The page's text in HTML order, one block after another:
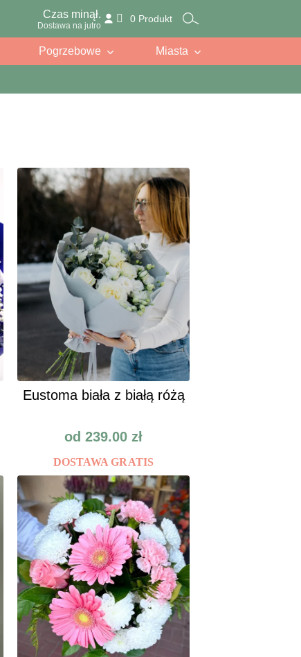
Czas minął.
Dostawa na jutro
0 Produkt
Pogrzebowe Miasta
Eustoma biała z białą różą
od 239.00 zł
DOSTAWA GRATIS